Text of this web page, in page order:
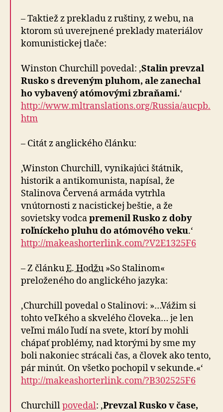
– Taktiež z prekladu z ruštiny, z webu, na
ktorom sú uverejnené preklady materiálov
komunistickej tlače:
Winston Churchill povedal: ‚Stalin prevzal
Rusko s dreveným pluhom, ale zanechal
ho vybavený atómovými zbraňami.‘
http://www.mltranslations.org/Russia/aucpb.
htm
– Citát z anglického článku:
‚Winston Churchill, vynikajúci štátnik,
historik a antikomunista, napísal, že
Stalinova Červená armáda vytrhla
vnútornosti z nacistickej beštie, a že
sovietsky vodcapremenil Rusko z doby
roľníckeho pluhu do atómového veku.‘
http://makeashorterlink.com/?V2E1325F6
– Z článkuE. Hodžu »So Stalinom«
preloženého do anglického jazyka:
‚Churchill povedal o Stalinovi: »…Vážim si
tohto veľkého a skvelého človeka… je len
veľmi málo ľudí na svete, ktorí by mohli
chápať problémy, nad ktorými by sme my
boli nakoniec strácali čas, a človek ako tento,
pár minút. On všetko pochopil v sekunde.«‘
http://makeashorterlink.com/?B302525F6
Churchillpovedal: ‚Prevzal Rusko v čase,